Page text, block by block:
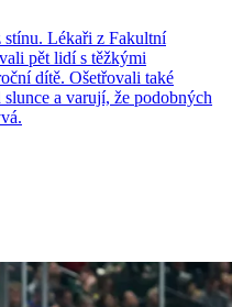
stínu. Lékaři z Fakultní
pět lidí s těžkými
dítě. Ošetřovali také
a varují, že podobných